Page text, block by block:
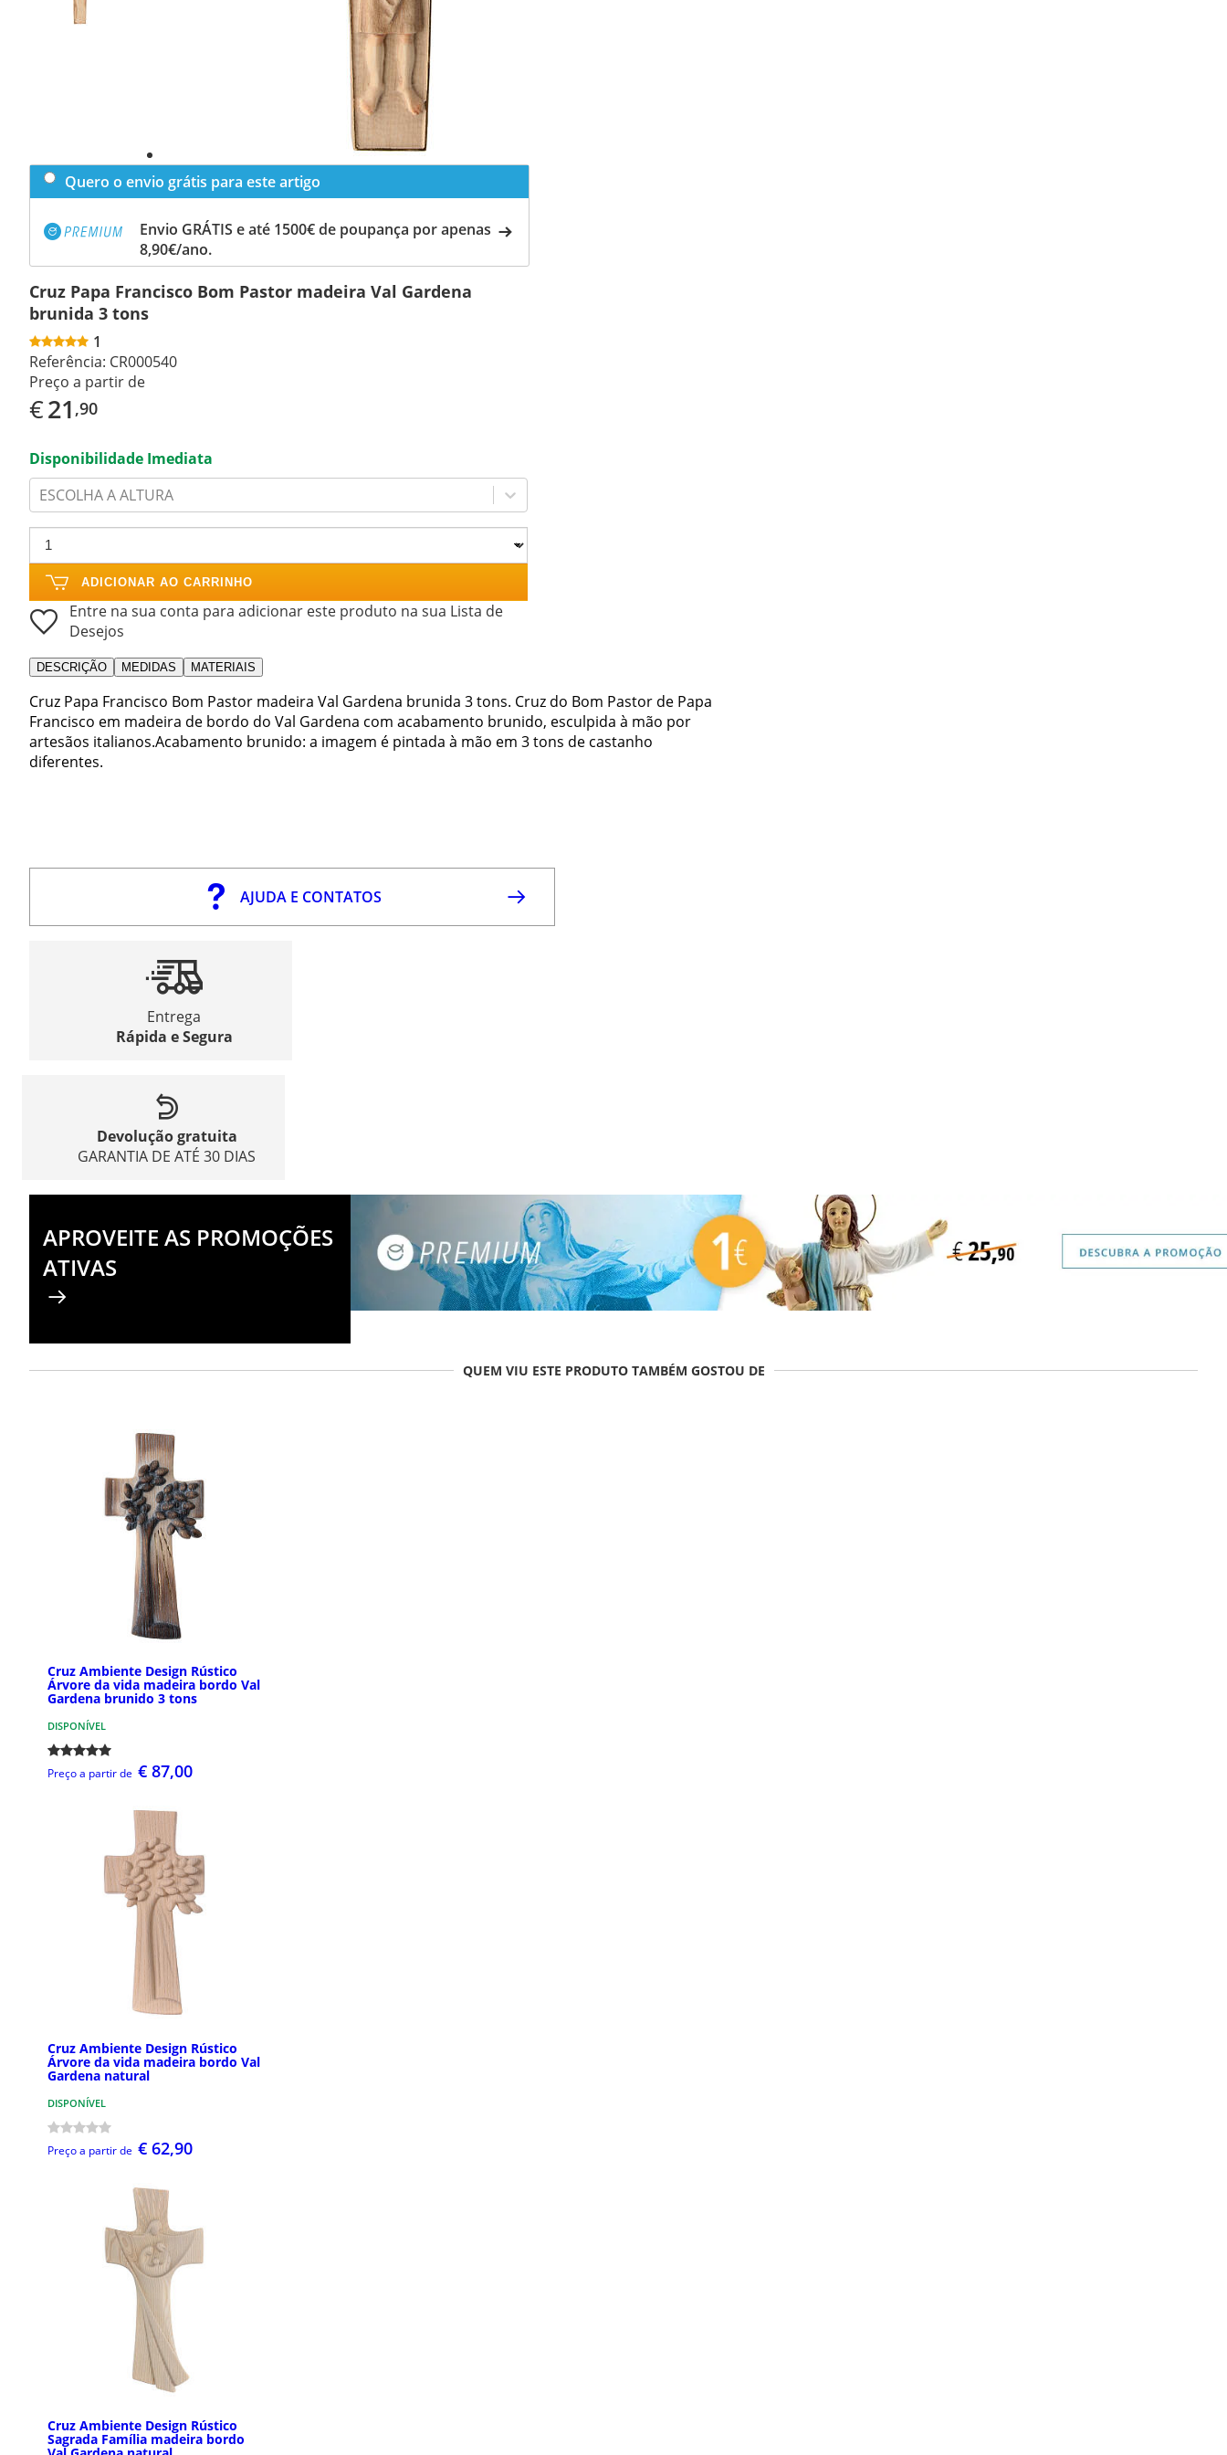
Quero o envio grátis para este artigo
Envio GRÁTIS e até 1500€ de poupança por apenas
8,90€/ano.
Cruz Papa Francisco Bom Pastor madeira Val Gardena
brunida 3 tons
1
Referência: CR000540
Preço a partir de
€21 ,90
Disponibilidade Imediata
ESCOLHA A ALTURA
ADICIONAR AO CARRINHO
Entre na sua conta para adicionar este produto na sua Lista de
Desejos
DESCRIÇÃO MEDIDAS MATERIAIS
Cruz Papa Francisco Bom Pastor madeira Val Gardena brunida 3 tons. Cruz do Bom Pastor de Papa
Francisco em madeira de bordo do Val Gardena com acabamento brunido, esculpida à mão por
artesãos italianos.Acabamento brunido: a imagem é pintada à mão em 3 tons de castanho
diferentes.
AJUDA E CONTATOS
Entrega
Rápida e Segura
Devolução gratuita
GARANTIA DE ATÉ 30 DIAS
APROVEITE AS PROMOÇÕES
ATIVAS
QUEM VIU ESTE PRODUTO TAMBÉM GOSTOU DE
Cruz Ambiente Design Rústico
Árvore da vida madeira bordo Val
Gardena brunido 3 tons
DISPONÍVEL
Preço a partir de € 87,00
Cruz Ambiente Design Rústico
Árvore da vida madeira bordo Val
Gardena natural
DISPONÍVEL
Preço a partir de € 62,90
Cruz Ambiente Design Rústico
Sagrada Família madeira bordo